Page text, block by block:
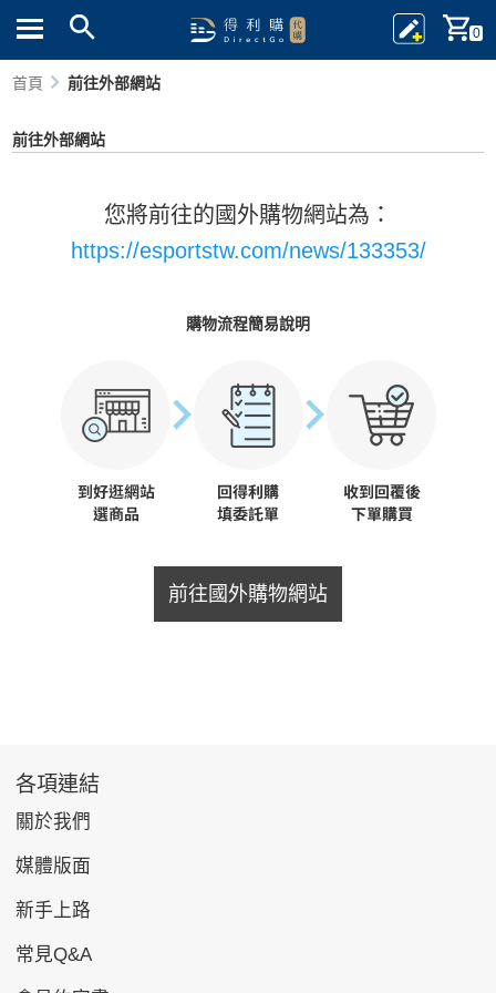
0
首頁 前往外部網站
前往外部網站
您將前往的國外購物網站為：
https://esportstw.com/news/133353/
購物流程簡易說明
前往國外購物網站
各項連結
關於我們
媒體版面
新手上路
常見Q&A